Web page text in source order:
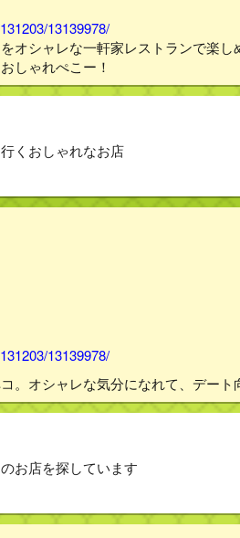
13139978/
オシャレな一軒家レストランで楽し
しゃれぺこー！
くおしゃれなお店
13139978/
。オシャレな気分になれて、デート
お店を探しています